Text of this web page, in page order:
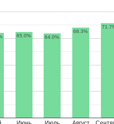
65.0% 64.0%
68.3%